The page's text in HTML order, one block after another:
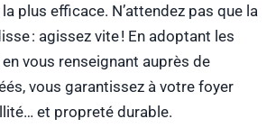
plus efficace. N’attendez pas que la
: agissez vite ! En adoptant les
vous renseignant auprès de
vous garantissez à votre foyer
et propreté durable.